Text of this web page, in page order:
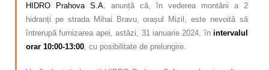
HIDRO Prahova S.A.
anunță că, în vederea montării a 2
hidranți pe strada Mihai Bravu, orașul Mizil, este nevoită să
întrerupă furnizarea apei, astăzi, 31 ianuarie 2024, în intervalul
orar 10:00-13:00 , cu posibilitate de prelungire.